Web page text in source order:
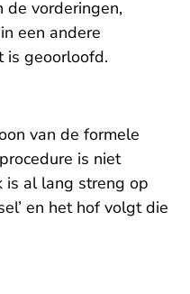
de vorderingen,
een andere
is geoorloofd.
van de formele
is niet
is al lang streng op
en het hof volgt die